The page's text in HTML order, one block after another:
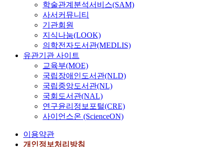
학술관계분석서비스(SAM)
사서커뮤니티
기관회원
지식나눔(LOOK)
의학전자도서관(MEDLIS)
유관기관 사이트
교육부(MOE)
국립장애인도서관(NLD)
국립중앙도서관(NL)
국회도서관(NAL)
연구윤리정보포털(CRE)
사이언스온 (ScienceON)
이용약관
개인정보처리방침